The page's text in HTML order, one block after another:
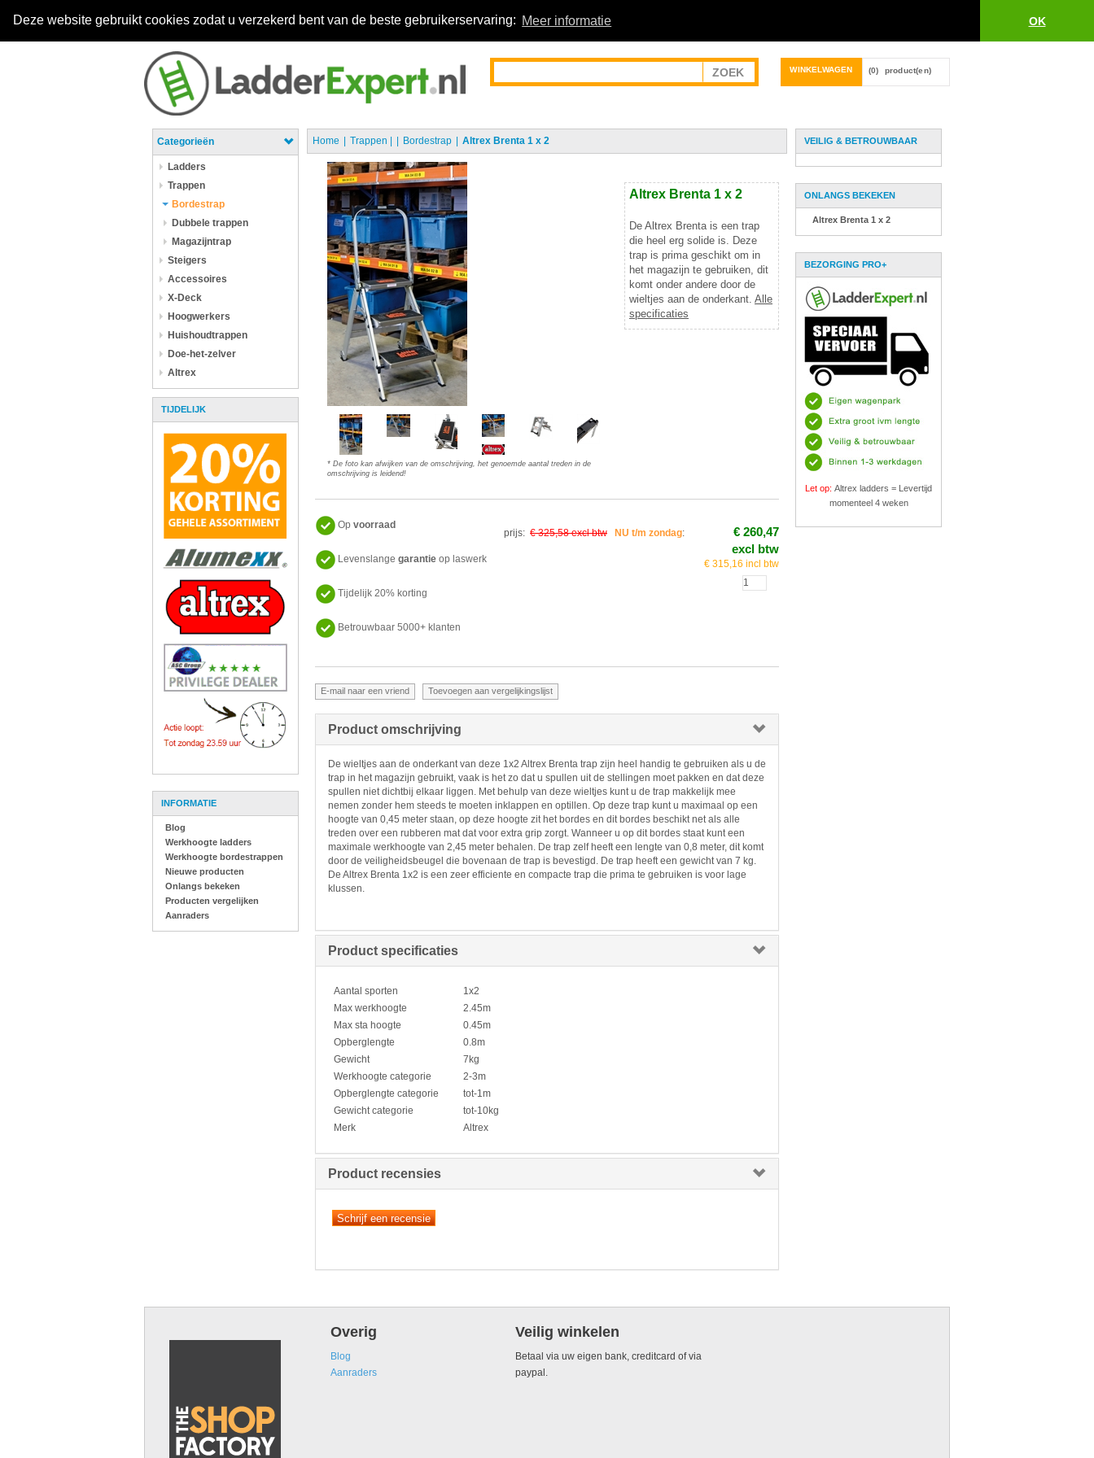
Deze website gebruikt cookies zodat u verzekerd bent van de beste gebruikerservaring: Meer informatie OK
WINKELWAGEN (0) product(en)
Categorieën
Ladders
Trappen
Bordestrap
Dubbele trappen
Magazijntrap
Steigers
Accessoires
X-Deck
Hoogwerkers
Huishoudtrappen
Doe-het-zelver
Altrex
TIJDELIJK
INFORMATIE
Blog
Werkhoogte ladders
Werkhoogte bordestrappen
Nieuwe producten
Onlangs bekeken
Producten vergelijken
Aanraders
Home Trappen Bordestrap Altrex Brenta 1 x 2
* De foto kan afwijken van de omschrijving, het genoemde aantal treden in de
omschrijving is leidend!
Altrex Brenta 1 x 2
De Altrex Brenta is een trap
die heel erg solide is. Deze
trap is prima geschikt om in
het magazijn te gebruiken, dit
komt onder andere door de
wieltjes aan de onderkant. Alle
specificaties
Op voorraad
Levenslange garantie op laswerk
Tijdelijk 20% korting
Betrouwbaar 5000+ klanten
prijs: € 325,58 excl btw NU t/m zondag:
€ 260,47
excl btw
€ 315,16 incl btw
Product omschrijving
De wieltjes aan de onderkant van deze 1x2 Altrex Brenta trap zijn heel handig te gebruiken als u de
trap in het magazijn gebruikt, vaak is het zo dat u spullen uit de stellingen moet pakken en dat deze
spullen niet dichtbij elkaar liggen. Met behulp van deze wieltjes kunt u de trap makkelijk mee
nemen zonder hem steeds te moeten inklappen en optillen. Op deze trap kunt u maximaal op een
hoogte van 0,45 meter staan, op deze hoogte zit het bordes en dit bordes beschikt net als alle
treden over een rubberen mat dat voor extra grip zorgt. Wanneer u op dit bordes staat kunt een
maximale werkhoogte van 2,45 meter behalen. De trap zelf heeft een lengte van 0,8 meter, dit komt
door de veiligheidsbeugel die bovenaan de trap is bevestigd. De trap heeft een gewicht van 7 kg.
De Altrex Brenta 1x2 is een zeer efficiente en compacte trap die prima te gebruiken is voor lage
klussen.
Product specificaties
Aantal sporten
1x2
Max werkhoogte
2.45m
Max sta hoogte
0.45m
Opberglengte
0.8m
Gewicht
7kg
Werkhoogte categorie
2-3m
Opberglengte categorie
tot-1m
Gewicht categorie
tot-10kg
Merk
Altrex
Product recensies
VEILIG & BETROUWBAAR
ONLANGS BEKEKEN
Altrex Brenta 1 x 2
BEZORGING PRO+
Let op: Altrex ladders = Levertijd
momenteel 4 weken
Overig
Blog
Aanraders
Veilig winkelen
Betaal via uw eigen bank, creditcard of via
paypal.